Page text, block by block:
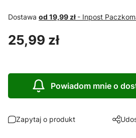
Dostawa od 19,99 zł - Inpost
Cena
25,99 zł
Powiadom mnie o
Zapytaj o produkt